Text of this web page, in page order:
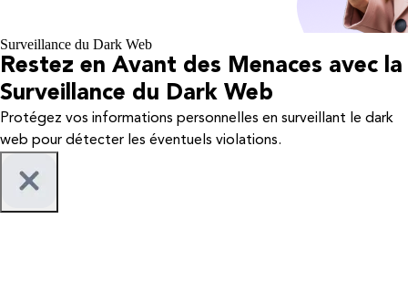
Surveillance du Dark Web
Restez en Avant des Menaces avec la
Surveillance du Dark Web
Protégez vos informations personnelles en surveillant le dark
web pour détecter les éventuels violations.